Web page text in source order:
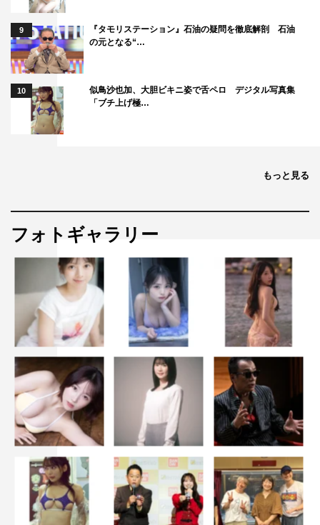
9
『タモリステーション』石油の疑問を徹底解剖 石油
の元となる“…
10
似鳥沙也加、大胆ビキニ姿で舌ペロ デジタル写真集
「ブチ上げ極…
もっと見る
フォトギャラリー